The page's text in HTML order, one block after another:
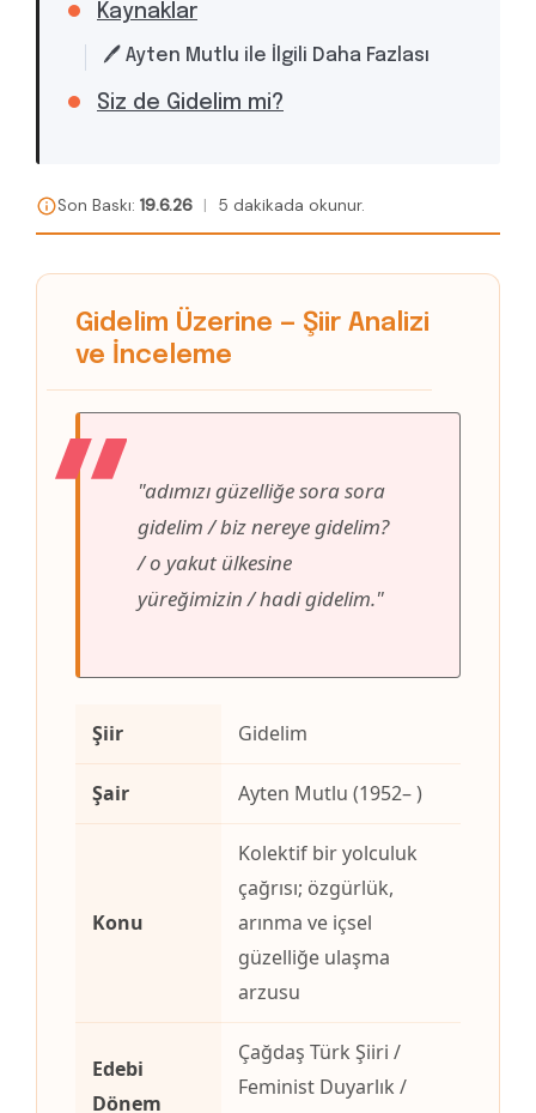
Kaynaklar
🖊️ Ayten Mutlu ile İlgili Daha Fazlası
Siz de Gidelim mi?
Son Baskı: 19.6.26 | 5 dakikada okunur.
Gidelim Üzerine — Şiir Analizi
ve İnceleme
"adımızı güzelliğe sora sora
gidelim / biz nereye gidelim?
/ o yakut ülkesine
yüreğimizin / hadi gidelim."
Şiir Gidelim
Şair Ayten Mutlu (1952– )
Konu
Kolektif bir yolculuk
çağrısı; özgürlük,
arınma ve içsel
güzelliğe ulaşma
arzusu
Edebi
Dönem
Çağdaş Türk Şiiri /
Feminist Duyarlık /